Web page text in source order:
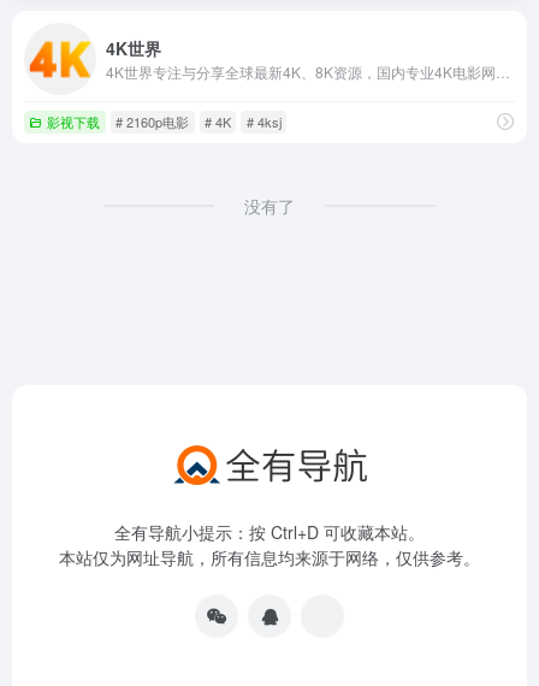
4K世界
影视下载 # 2160p电影 # 4K # 4ksj
没有了
全有导航小提示：按 Ctrl+D 可收藏本站。
本站仅为网址导航，所有信息均来源于网络，仅供参考。